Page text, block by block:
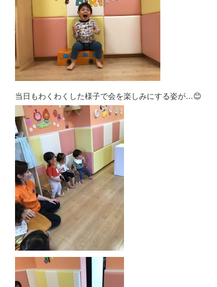
当日もわくわくした様子で会を楽しみにする姿が…😊